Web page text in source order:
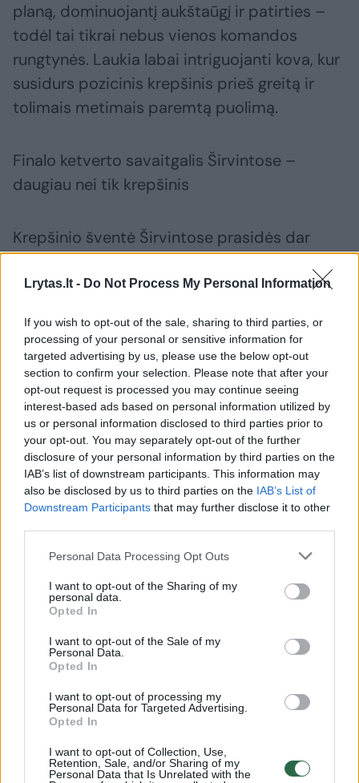
Lrytas.lt - Do Not Process My Personal Information
If you wish to opt-out of the sale, sharing to third parties, or
processing of your personal or sensitive information for
targeted advertising by us, please use the below opt-out
section to confirm your selection. Please note that after your
opt-out request is processed you may continue seeing
interest-based ads based on personal information utilized by
us or personal information disclosed to third parties prior to
your opt-out. You may separately opt-out of the further
disclosure of your personal information by third parties on the
IAB’s list of downstream participants. This information may
also be disclosed by us to third parties on the IAB’s List of
Downstream Participants that may further disclose it to other
Personal Data Processing Opt Outs
I want to opt-out of the Sharing of my
personal data.
Opted In
I want to opt-out of the Sale of my
Personal Data.
Opted In
I want to opt-out of processing my
Personal Data for Targeted Advertising.
Opted In
I want to opt-out of Collection, Use,
Retention, Sale, and/or Sharing of my
Personal Data that Is Unrelated with the
planą, dominuojantį aukštaūgį ir patirties –
todėl tai tikrai nebus vienos komandos
rungtynės. Laukia labai intriguojanti kova, kur
susidurs pozicinis krepšinis prieš greitą ir
tolimais metimais paremtą puolimą.
Finalo ketverto savaitgalis Širvintose –
daugiau nei tik krepšinis
Krepšinio šventė Širvintose prasidės dar
prieš lemiamas kovas. Gegužės 6 dieną 18:00
val. Širvintų sporto centre vyks įžanginis
metu bus galima aplankyti 1996 m. Atlantos
olimpinių žaidynių parodą, iš arti pamatyti
išskirtinius Lietuvos sporto istorijos
momentus bei unikalią atributiką.
Taip pat žiūrovų lauks filmo, skirto Lietuvos
krepšinio 100-mečiui, peržiūra, o renginį
papildys gyvas pokalbis su BC Širvintos-UHB
Group komandos žaidėjais. Vakaro pabaigoje
sirgaliai galės kartu stebėti Kauno „Žalgirio“
Eurolygos rungtynių transliaciją.
dienomis vyksiantį finalo ketvertą.
Gegužės 9 d. startuos pusfinaliai:
14:00 val. – pirmasis pusfinalis